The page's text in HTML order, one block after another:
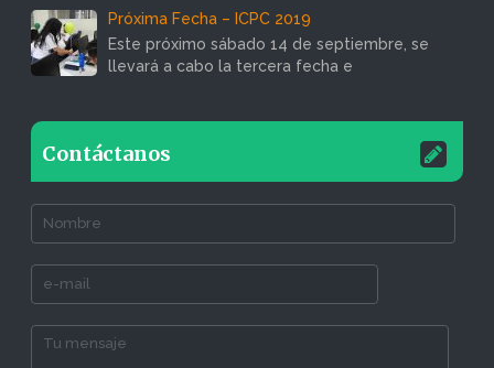
Próxima Fecha – ICPC 2019
Este próximo sábado 14 de septiembre, se
llevará a cabo la tercera fecha e
Contáctanos